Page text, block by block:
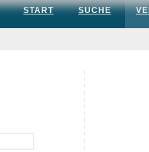
START SUCHE